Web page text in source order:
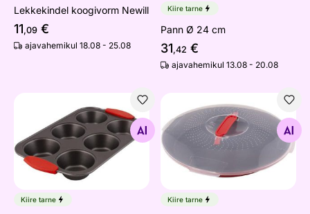
Lekkekindel koogivorm Newill
11,09 €
ajavahemikul 18.08 - 25.08
Kiire tarne
Pann Ø 24 cm
31,42 €
ajavahemikul 13.08 - 20.08
Muffinivorm Lamart LT3113
Otsi sarnaseid
Kiire tarne
Koogivorm kaanega Lamart
Otsi sarnaseid
Kiire tarne